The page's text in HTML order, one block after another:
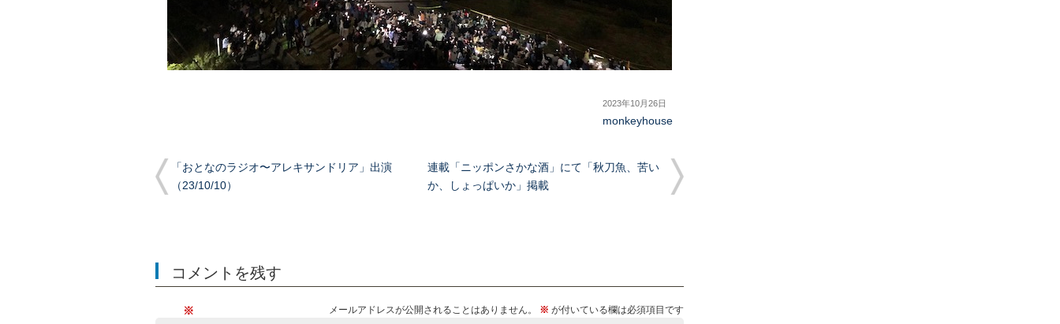
2023年10月26日
monkeyhouse
「おとなのラジオ〜アレキサンドリア」出演
（23/10/10）
連載「ニッポンさかな酒」にて「秋刀魚、苦い
か、しょっぱいか」掲載
コメントを残す
メールアドレスが公開されることはありません。 ※ が付いている欄は必須項目です
※